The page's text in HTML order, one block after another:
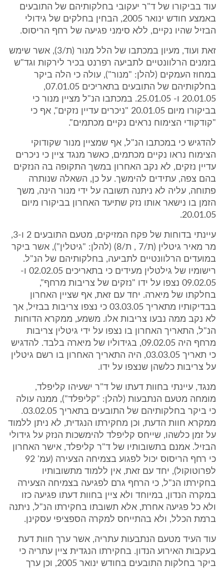
עוד בביקורו של ד"ר יעקובי בחלקותיהם של התובעים
באמצע חודש ינואר 2005, הבחין בחלקים של גידולי
הבזיל שהיו נקיים, ללא סימני פגיעה של רחף הריסוס.
זאת ועוד, מעיון במכתבו של הלל מנור (ת/3), אשר שימש
בזמנים הרלוונטיים לתביעה רפרנט בכיר לירקות וגד"ש
במחוז העמקים (להלן: "מנור"), עולה כי הלה ביקר
בחלקותיהם של התובעים בתאריכים 07.01.05,
20.01.05 ו- 25.01.05. במכתבו הנ"ל מציין מנור כי
בביקורו מיום 20.01.05 "ניכרים עדיין נזקים", אף כי
"קודקודי הצימוח נראים נקיים מכתמים".
להדגיש כי במכתבו הנ"ל, אף שמציין מנור שקודוקי
הצימוח נראו נקיים מכתמים, כאשר מנגד ציין כי ניכרים
עדיין נזקים, לא נקב האחרון במשך התקופה בה הנזקים
בהם צפה, עתידים להימשך. על כן, השאלה שנותרה
פתוחה, עליה לא ניתנה תשובה על ידי מנור הינה, משך
הזמן בו נישאר אותו נזק שתיעד האחרון בביקורו מיום
20.01.05.
עיינתי בדוחות של פקח המזיקים, מטעם התובעים 2 ו-3,
מר מאיר גיטלין (ת/7 , ת/8) (להלן: "גיטלין"), אשר ביקר
במועדים הרלוונטיים לתביעה, בחלקותיהם של הנ"ל.
רישומיו של גילטלין מעידים כי בתאריכים 02.02.05 ו-
09.02.05 נצפו על ידו "נזקים של צריבות מרחף",
בחלקתו של מיארה. יחד עם זאת, אף שציין האחרון
בבדיקותיו מתאריך 03.03.05 כי נצפו צריבות בבזיל, אך
לא נקב ממה נבעו צריבות אלו. משמע, ממקרא הדוחות
הנ"ל, התאריך האחרון בו נצפו על ידי גיטלין צריבות
מרחף היה 09.02.05, בגידוליו של מיארה בלבד. להדגיש
כי תאריך 03.03.05, היה התאריך האחרון בו רשם גיטלין
על צריבות כלשהן שנצפו על ידו.
מנגד, עיינתי בחוות דעתו של ד"ר ישעיהו קליפלד,
מומחה מטעם הנתבעות (להלן: "קליפלד"), ממנה עולה
כי ביקר בחלקותיהם של התובעים בתאריך 03.02.05.
ממקרא חוות הדעת, וכן מחקירתו הנגדית, לא ניתן ללמוד
על זמן כלשהו, שייחס קליפלד להימשכות הנזק על גידולי
הבזיל. אמנם בתשובותיו של ד"ר קליפלד, אישר האחרון
כי רחף הריסוס יכול לפגוע בצמיחה הצעירה (עמ' 92
לפרוטוקול), יחד עם זאת, אין ללמוד מתשובותיו
בחקירתו הנ"ל, כי הרחף גרם לפגיעה בצמיחה הצעירה
במקרה הנדון, במיוחד ולא ציין בחוות דעתו פגיעה כזו
ולא כל פגיעה אחרת, אלא תשובתו בחקירתו הנ"ל, ניתנה
ברמת הכלל, ולא בהתייחס למקרה הספציפי עסקינן.
עוד העיד מטעם הנתבעות עתריה, אשר ערך חוות דעת
בעקבות האירוע הנדון. בחקירתו הנגדית ציין עתריה כי
ביקר בחלקות התובעים בחודש ינואר 2005, וכן ערך